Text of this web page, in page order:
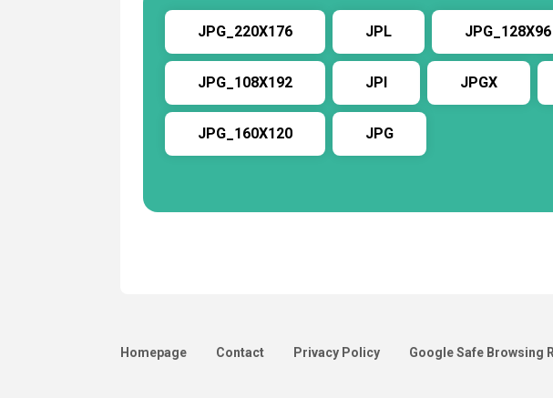
JPG_220X176 JPL JPG_128X96
JPG_108X192 JPI JPGX
JPG_160X120 JPG
Homepage Contact Privacy Policy Google Safe Browsing